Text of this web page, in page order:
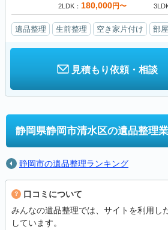
2LDK 180,000円〜
遺品整理 生前整理 空き家片付け 部
見積もり依頼・相談
静岡県静岡市清水区の遺品整理
静岡市の遺品整理ランキング
口コミについて
みんなの遺品整理では、サイトを利用し
しています。